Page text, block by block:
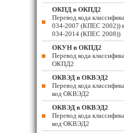
ОКПД в ОКПД2
Перевод кода
034-2007 (КПЕС 2002))
034-2014 (КПЕС 2008))
ОКУН в ОКПД2
Перевод кода
ОКПД2
ОКВЭД в ОКВЭД2
Перевод кода
код ОКВЭД2
ОКВЭД в ОКВЭД2
Перевод кода
код ОКВЭД2